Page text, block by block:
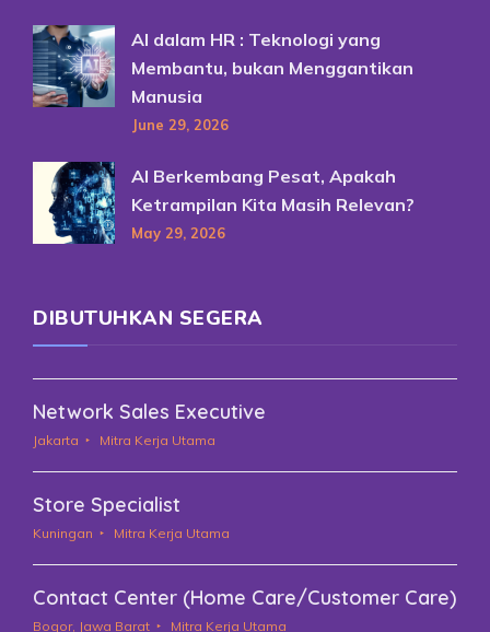
AI dalam HR : Teknologi yang
Membantu, bukan Menggantikan
Manusia
June 29, 2026
AI Berkembang Pesat, Apakah
Ketrampilan Kita Masih Relevan?
May 29, 2026
DIBUTUHKAN SEGERA
Network Sales Executive
Jakarta Mitra Kerja Utama
Store Specialist
Kuningan Mitra Kerja Utama
Contact Center (Home Care/Customer Care)
Bogor, Jawa Barat Mitra Kerja Utama